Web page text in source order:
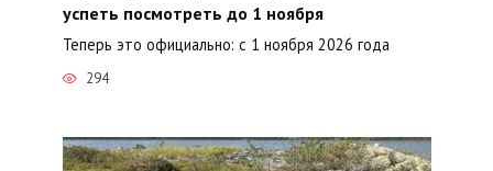
успеть посмотреть до 1 ноября
Теперь это официально: с 1 ноября 2026 года
294